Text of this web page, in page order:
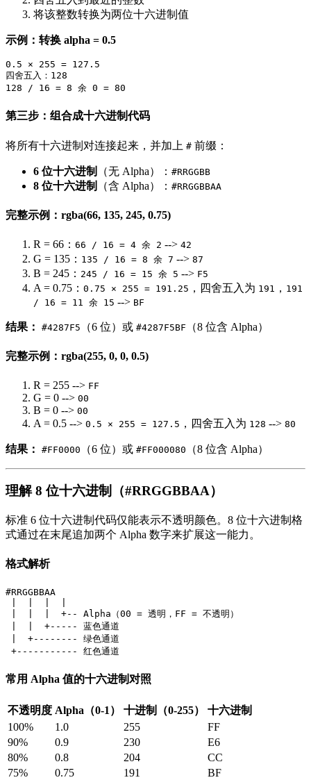
将该整数转换为两位十六进制值
示例：转换 alpha = 0.5
0.5 × 255 = 127.5
四舍五入：128
第三步：组合成十六进制代码
将所有十六进制对连接起来，并加上 # 前缀：
6 位十六进制 （无 Alpha）： #RRGGBB
8 位十六进制 （含 Alpha）： #RRGGBBAA
完整示例：rgba(66, 135, 245, 0.75)
R = 66： 66 / 16 = 4 余 2 --> 42
G = 135： 135 / 16 = 8 余 7 --> 87
B = 245： 245 / 16 = 15 余 5 --> F5
A = 0.75： 0.75 × 255 = 191.25 ，四舍五入为 191 ， 191
/ 16 = 11 余 15 --> BF
结果： #4287F5 （6 位）或 #4287F5BF （8 位含 Alpha）
完整示例：rgba(255, 0, 0, 0.5)
R = 255 --> FF
G = 0 --> 00
B = 0 --> 00
A = 0.5 --> 0.5 × 255 = 127.5 ，四舍五入为 128 --> 80
结果： #FF0000 （6 位）或 #FF000080 （8 位含 Alpha）
理解 8 位十六进制（#RRGGBBAA）
标准 6 位十六进制代码仅能表示不透明颜色。8 位十六进制格
式通过在末尾追加两个 Alpha 数字来扩展这一能力。
格式解析
#RRGGBBAA
|  |  |  +-- Alpha（00 = 透明，FF = 不透明）
|  |  +----- 蓝色通道
|  +-------- 绿色通道
常用 Alpha 值的十六进制对照
不透明度 Alpha（0-1） 十进制（0-255）
十六进制
100%
1.0 255
FF
90%
0.9 230
E6
80%
0.8 204
CC
75%
0.75 191
BF